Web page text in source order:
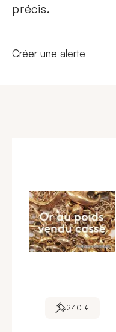
précis.
Nouvelle fenêtre
Créer une alerte
240 €